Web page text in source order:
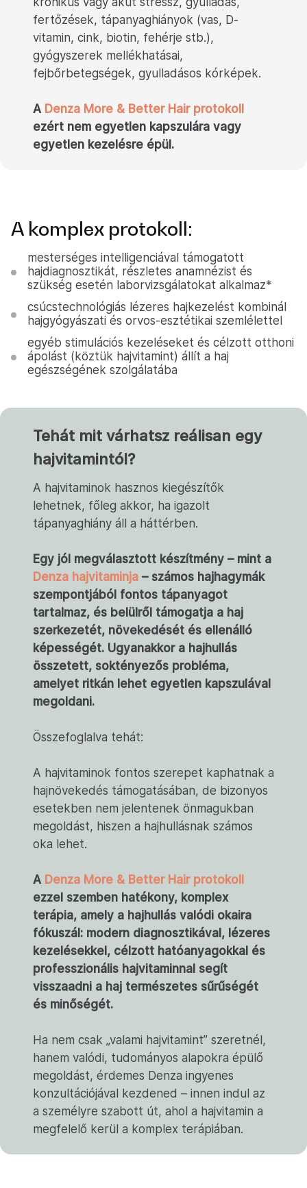
fertőzések, tápanyaghiányok (vas, D-
vitamin, cink, biotin, fehérje stb.),
gyógyszerek mellékhatásai,
fejbőrbetegségek, gyulladásos kórképek.
A Denza More & Better Hair protokoll
ezért nem egyetlen kapszulára vagy
egyetlen kezelésre épül.
A komplex protokoll:
mesterséges intelligenciával támogatott
hajdiagnosztikát, részletes anamnézist és
szükség esetén laborvizsgálatokat alkalmaz*
csúcstechnológiás lézeres hajkezelést kombinál
hajgyógyászati és orvos-esztétikai szemlélettel
egyéb stimulációs kezeléseket és célzott otthoni
ápolást (köztük hajvitamint) állít a haj
egészségének szolgálatába
Tehát mit várhatsz reálisan egy
hajvitamintól?
A hajvitaminok hasznos kiegészítők
lehetnek, főleg akkor, ha igazolt
tápanyaghiány áll a háttérben.
Egy jól megválasztott készítmény – mint a
Denza hajvitaminja – számos hajhagymák
szempontjából fontos tápanyagot
tartalmaz, és belülről támogatja a haj
szerkezetét, növekedését és ellenálló
képességét. Ugyanakkor a hajhullás
összetett, soktényezős probléma,
amelyet ritkán lehet egyetlen kapszulával
megoldani.
Összefoglalva tehát:
A hajvitaminok fontos szerepet kaphatnak a
hajnövekedés támogatásában, de bizonyos
esetekben nem jelentenek önmagukban
megoldást, hiszen a hajhullásnak számos
oka lehet.
A Denza More & Better Hair protokoll
ezzel szemben hatékony, komplex
terápia, amely a hajhullás valódi okaira
fókuszál: modern diagnosztikával, lézeres
kezelésekkel, célzott hatóanyagokkal és
professzionális hajvitaminnal segít
visszaadni a haj természetes sűrűségét
és minőségét.
Ha nem csak „valami hajvitamint” szeretnél,
hanem valódi, tudományos alapokra épülő
megoldást, érdemes Denza ingyenes
konzultációjával kezdened – innen indul az
a személyre szabott út, ahol a hajvitamin a
megfelelő kerül a komplex terápiában.